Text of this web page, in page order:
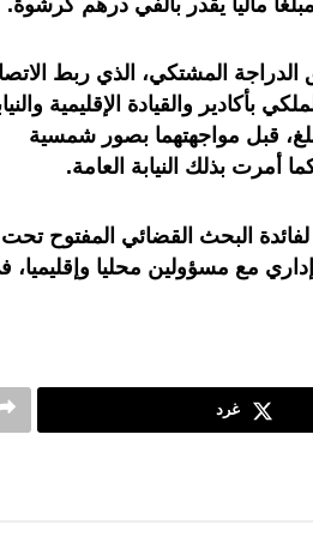
الدراجة المشتكي، الذي ربط
بأكادير والقيادة الإقليمية
قبل مواجهتهما بصور شمسية
أمرت بذلك النيابة العامة.
البحث القضائي المفتوح تحت
مع مسؤولين محليا وإقليميا،
غرد